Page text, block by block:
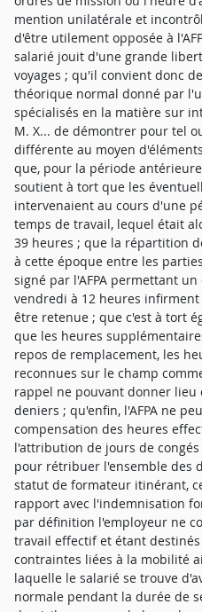
mention unilatérale et
d'être utilement opposée à
salarié jouit d'une grande
voyages ; qu'il convient donc
théorique normal donné par
spécialisés en la matière sur
M. X... de démontrer pour tel
différente au moyen
que, pour la période antérieure
soutient à tort que les
intervenaient au cours d'une
temps de travail, lequel était
39 heures ; que la répartition
à cette époque entre les
signé par l'AFPA permettant
vendredi à 12 heures
être retenue ; que c'est à tort
que les heures
repos de remplacement, les
reconnues sur le champ
rappel ne pouvant donner
deniers ; qu'enfin, l'AFPA ne
compensation des heures
l'attribution de jours de
pour rétribuer l'ensemble des
statut de formateur itinérant,
rapport avec l'indemnisation
par définition l'employeur ne
travail effectif et étant
contraintes liées à la mobilité
laquelle le salarié se trouve
normale pendant la durée de